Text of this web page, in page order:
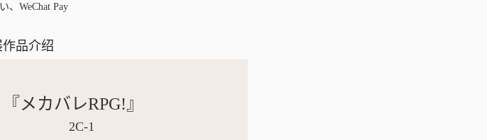
、WeChat Pay
品介绍
『メカバレRPG!』
2C-1